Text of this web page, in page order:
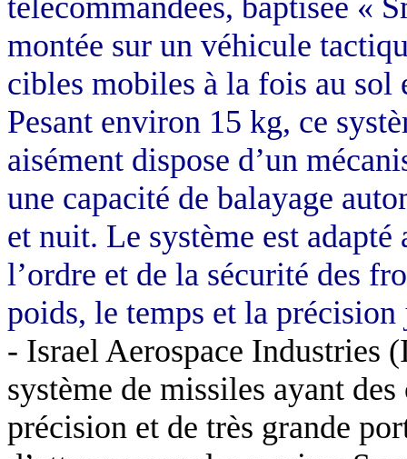
montée sur un véhicule
cibles mobiles à la fois au sol
Pesant environ 15 kg, ce
aisément dispose d’un
une capacité de balayage
et nuit. Le système est
l’ordre et de la sécurité des
poids, le temps et la
- Israel Aerospace Industries
système de missiles ayant
précision et de très grande